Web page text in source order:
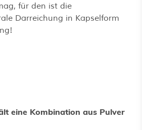
für den ist die
Darreichung in Kapselform
eine Kombination aus Pulver